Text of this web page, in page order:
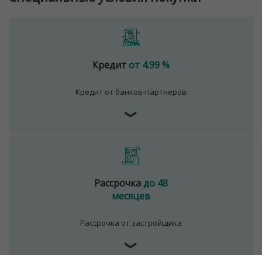
Кредит от 4.99 %
Кредит от банков-партнеров
❯
Рассрочкадо 48
месяцев
Рассрочка от застройщика
❯